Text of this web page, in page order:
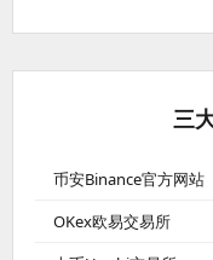
三
币安Binance官方网站
OKex欧易交易所